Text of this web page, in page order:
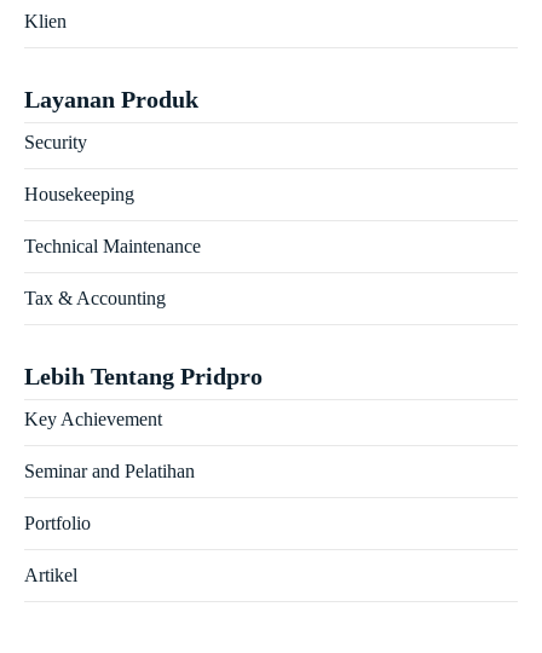
Klien
Layanan Produk
Security
Housekeeping
Technical Maintenance
Tax & Accounting
Lebih Tentang Pridpro
Key Achievement
Seminar and Pelatihan
Portfolio
Artikel